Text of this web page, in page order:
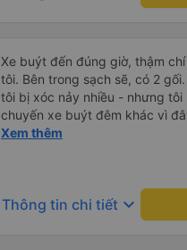
đề của bến xe Đà Lạt (không
Xe buýt đến đúng giờ, thậm
tôi. Bên trong sạch sẽ, có 2
tôi bị xóc nảy nhiều - nhưng
chuyến xe buýt đêm khác vì
chung, tôi hài lòng.
Xem thêm
Thông tin chi tiết keyboard_arrow_down